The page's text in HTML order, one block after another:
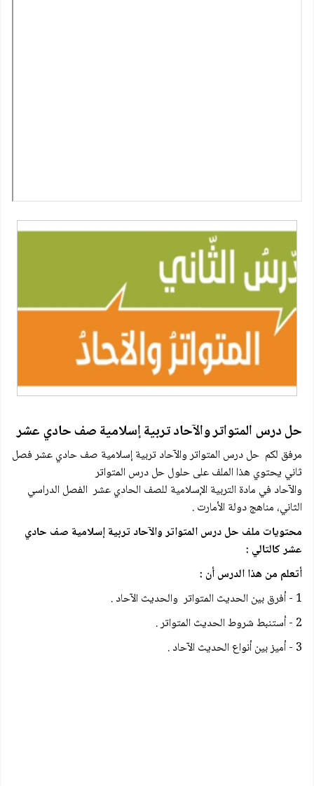
حل درس المتواتر والآحاد تربية إسلامية صف حادي عشر
مرفق لكم حل درس المتواتر والآحاد تربية إسلامية صف حادي عشر فصل
ثاني يحتوي هذا الملف على حلول حل درس المتواتر
والآحاد في مادة التربية الإسلامية للصف الحادي عشر الفصل الدراسي
الثاني، مناهج دولة الأمارت .
محتويات ملف حل درس المتواتر والآحاد تربية إسلامية صف حادي
عشر كالتالي :
أتعلم من هذا الدرس أن :
1 - أفرق بين الحديث المتواتر والحديث الآحاد .
2 - أستنبط شروط الحديث المتواتر .
3 - أميز بين أنواع الحديث الآحاد .